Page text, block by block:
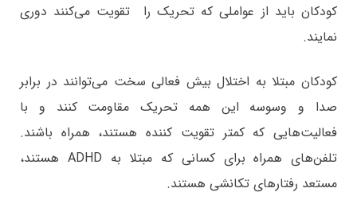
کودکان باید از عواملی که تحریک را تقویت می‌کنند دوری
نمایند.
کودکان مبتلا به اختلال بیش فعالی سخت می‌توانند در برابر
صدا و وسوسه این همه تحریک مقاومت کنند و با
فعالیت‌هایی که کمتر تقویت کننده هستند، همراه باشند.
تلفن‎‌های همراه برای کسانی که مبتلا به ADHD هستند،
مستعد رفتارهای تکانشی هستند.